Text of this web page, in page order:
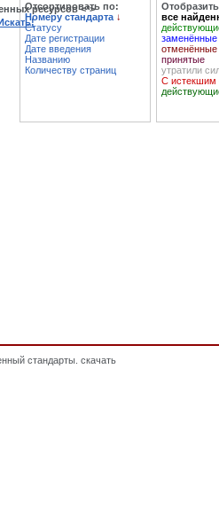
ресурсов <*>
Искать!
Отсортировать по:
Номеру стандарта ↓
Статусу
Дате регистрации
Дате введения
Названию
Количеству страниц
все
заменённые
отменённые
принятые
утратили
С истекшим
стандарты. скачать